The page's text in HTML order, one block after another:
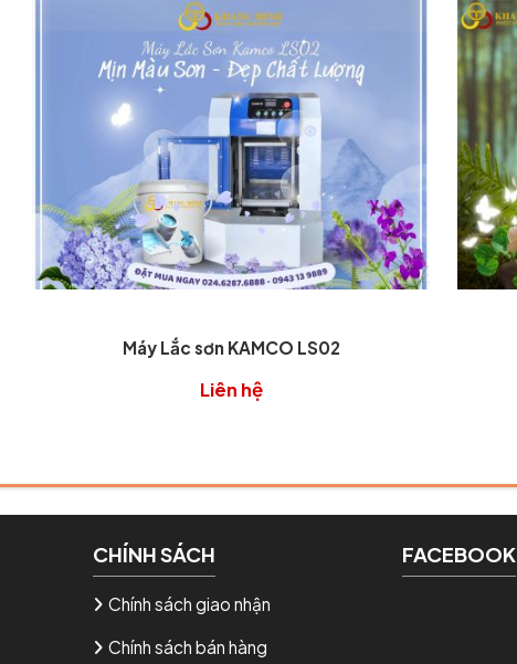
Máy Lắc sơn KAMCO LS02
Liên hệ
CHÍNH SÁCH
Chính sách giao nhận
Chính sách bán hàng
FACEBOOK